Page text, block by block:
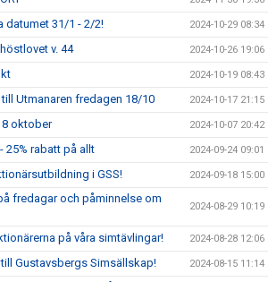
datumet 31/1 - 2/2! 2024-10-29 08:34
v. 44 2024-10-26 19:06
2024-10-19 08:43
Utmanaren fredagen 18/10 2024-10-17 21:15
oktober 2024-10-07 20:42
25% rabatt på allt 2024-09-24 09:01
i GSS! 2024-09-18 15:00
fredagar och påminnelse om
2024-08-29 10:19
på våra simtävlingar! 2024-08-28 12:06
Gustavsbergs Simsällskap! 2024-08-15 11:14